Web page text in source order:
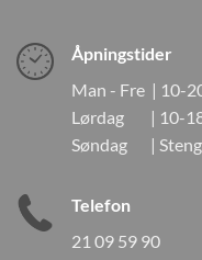
Åpningstider
Man - Fre | 10-
Lørdag | 10-
Søndag |
Telefon
21 09 59 90